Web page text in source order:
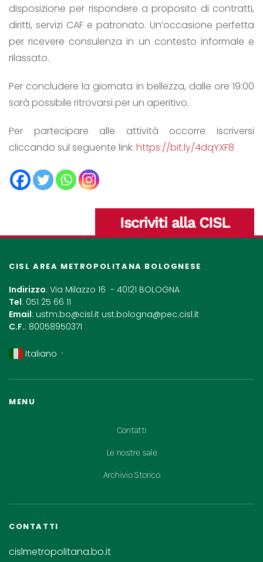
disposizione per rispondere a proposito di contratti,
diritti, servizi CAF e patronato. Un’occasione perfetta
per ricevere consulenza in un contesto informale e
rilassato.
Per concludere la giornata in bellezza, dalle ore 19:00
sarà possibile ritrovarsi per un aperitivo.
Per partecipare alle attività occorre iscriversi
cliccando sul seguente link: https://bit.ly/4dqYXF8
Iscriviti alla CISL
CISL AREA METROPOLITANA BOLOGNESE
Indirizzo: Via Milazzo 16 - 40121 BOLOGNA
Tel: 051 25 66 11
Email: ustm.bo@cisl.it ust.bologna@pec.cisl.it
C.F.: 80058950371
Italiano ▼
MENU
Contatti
Le nostre sale
Archivio Storico
CONTATTI
cislmetropolitana.bo.it